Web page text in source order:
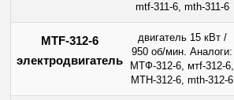
mtf-311-6, mth-311-6
MTF-312-6
электродвигатель
двигатель 15 кВт /
950 об/мин. Аналоги:
МТФ-312-6, мтf-312-6,
МТН-312-6, mth-312-6